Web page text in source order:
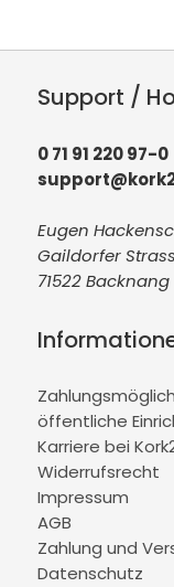
Support /
0 71 91 220 97-0
Eugen
Gaildorfer
71522 Backnang
öffentliche
Karriere bei
Widerrufsrecht
Impressum
AGB
Zahlung und
Datenschutz